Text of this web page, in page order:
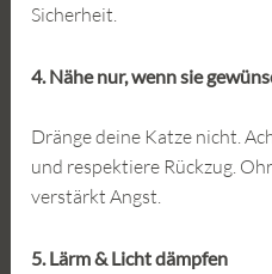
Sicherheit.
4. Nähe nur, wenn sie
Dränge deine Katze nicht.
und respektiere Rückzug.
verstärkt Angst.
5. Lärm & Licht dämpfen